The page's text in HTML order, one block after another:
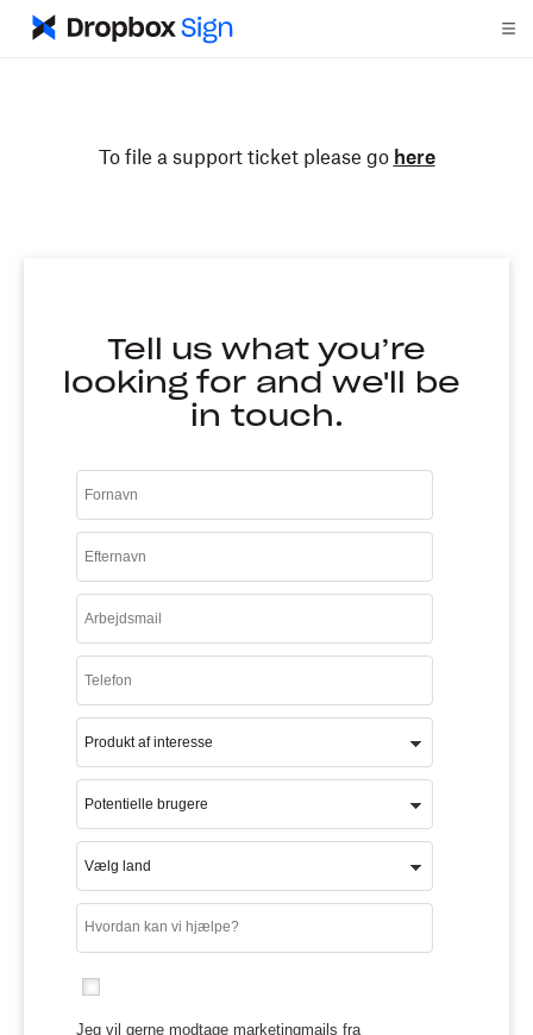
To file a support ticket please go here
Tell us what you’re
looking for and we'll be
in touch.
Jeg vil gerne modtage marketingmails fra